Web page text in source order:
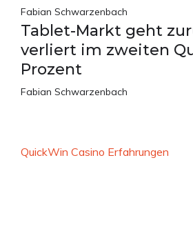
Fabian Schwarzenbach
Tablet-Markt geht
verliert im zweiten
Prozent
Fabian Schwarzenbach
QuickWin Casino Erfahrungen